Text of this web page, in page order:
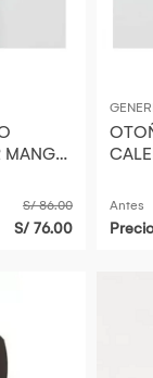
MANGA
S/ 86.00
S/ 76.00
TALLA
Antes
Precio